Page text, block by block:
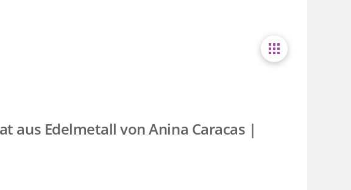
Edelmetall von Anina Caracas |